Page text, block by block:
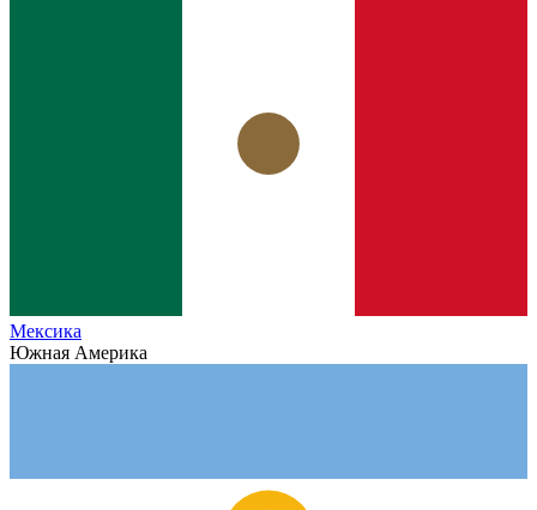
Мексика
Южная Америка